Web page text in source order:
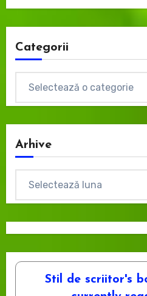
Categorii
Arhive
Stil de scriitor's